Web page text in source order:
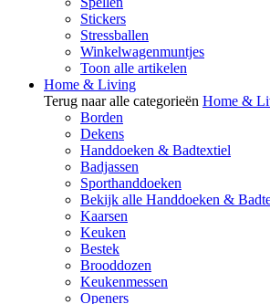
Stickers
Stressballen
Winkelwagenmuntjes
Toon alle artikelen
Home & Living
Terug naar alle categorieën Home &
Borden
Dekens
Handdoeken & Badtextiel
Badjassen
Sporthanddoeken
Bekijk alle Handdoeken &
Kaarsen
Keuken
Bestek
Brooddozen
Keukenmessen
Openers